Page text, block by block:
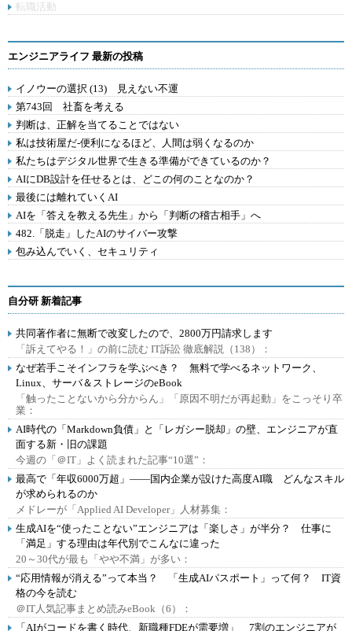
転職活動
エンジニアライフ 最新の投稿
イノウーの選択 (13) 見えない不運
第743回 社畜を考える
判断は、正解を当てることではない
私は技術屋だ-便利になるほど、人間は弱くなるのか
私たちはデジタル世界で生きる準備ができているのか？
AIにDB設計を任せるとは、どこの何のことなのか？
最後には離れていくAI
AIを「答えを教える先生」から「判断の稽古相手」へ
482.「脱走」したAIのサイバー攻撃
包み込んでいく、セキュリティ
自分研 新着記事
共同著作者に無断で改変したので、2800万円請求します
「訴えてやる！」の前に読む IT訴訟 徹底解説（138）：
なぜ若手こそインフラを学ぶべき？ 無料で学べるネットワーク、
Linux、サーバ＆ストレージのeBook
「触ったことないから分からん」「原因不明だが再起動」をこっそり卒
業：
AI時代の「Markdown負債」と「レガシー脱却」の壁、エンジニアが直
面する新・旧の課題
今週の「＠IT」よく読まれた記事“10選”：
最高で「年収6000万超」――国内企業が設けた高度AI職 どんなスキル
が求められるのか
メドレーが「Applied AI Developer」人材募集：
生成AIを“使ったことない”エンジニアは「楽しさ」が半分？ 仕事に
「満足」する理由は年代別でこんなに違った
20～30代が最も「やや不満」が多い：
“応用情報が消える”って本当？ 「生成AIパスポート」って何？ IT資
格の今を読む
＠IT人気記事まとめ読みeBook（6）：
「AIがコードを書く時代、新職種FDEが需要増」 7割のエンジニアが